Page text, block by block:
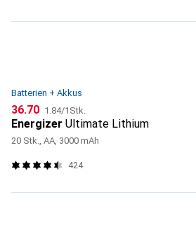
Batterien + Akkus
CHF
36.70 CHF
1.84/1Stk.
Energizer Ultimate Lithium
20 Stk., AA, 3000 mAh
424